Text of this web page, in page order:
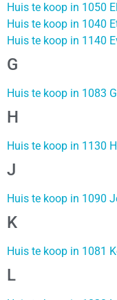
Huis te koop in 1050
Huis te koop in 1040
Huis te koop in 1140
G
Huis te koop in 1083
H
Huis te koop in 1130
J
Huis te koop in 1090
K
Huis te koop in 1081
L